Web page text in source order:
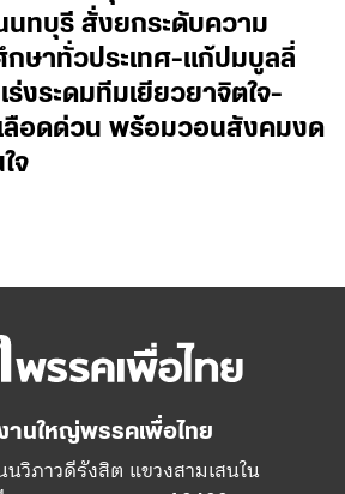
นทบุรี สั่งยกระดับความ
ษาทั่วประเทศ-แก้ปมบูลลี่
ร่งระดมทีมเยียวยาจิตใจ-
ลือดด่วน พร้อมวอนสังคมงด
จ
านใหญ่พรรคเพื่อไทย
วิภาวดีรังสิต แขวงสามเสนใน